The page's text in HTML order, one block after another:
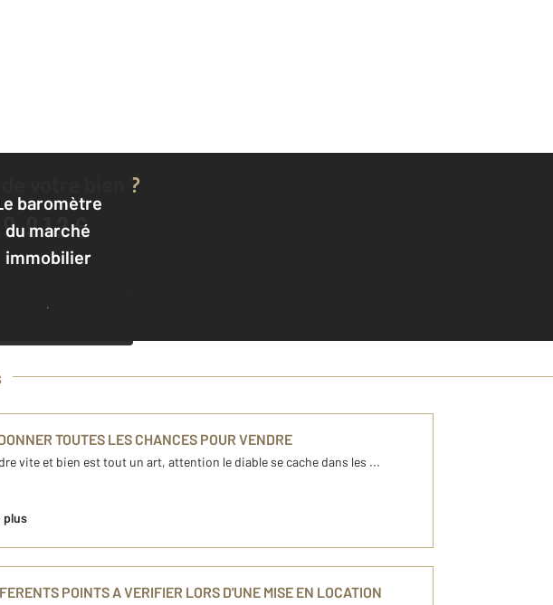
baromètre
du marché
immobilier
Je découvre
votre bien ?
TOUTES LES CHANCES POUR VENDRE
vite et bien est tout un art, attention le diable se cache dans les ...
plus
POINTS A VERIFIER LORS D'UNE MISE EN LOCATION